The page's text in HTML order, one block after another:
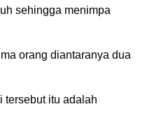
sehingga menimpa
orang diantaranya dua
tersebut itu adalah